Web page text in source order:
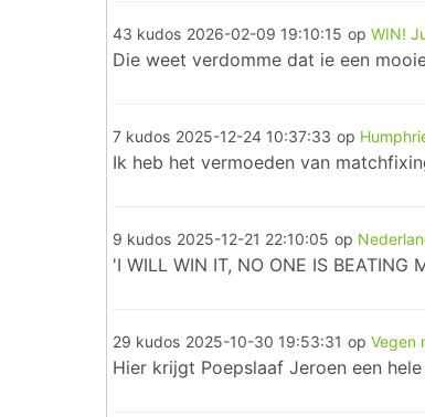
43 kudos 2026-02-09 19:10:15 op WIN!
Die weet verdomme dat ie een
7 kudos 2025-12-24 10:37:33 op
Ik heb het vermoeden van
9 kudos 2025-12-21 22:10:05 op
'I WILL WIN IT, NO ONE IS BEATING
29 kudos 2025-10-30 19:53:31 op Vegen
Hier krijgt Poepslaaf Jeroen een